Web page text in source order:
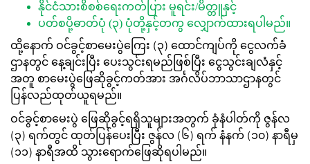
နိုင်ငံသားစိစစ်ရေးကတ်ပြား မူရင်း/မိတ္တူနှင့်
ပတ်စပို့ဓာတ်ပုံ (၃) ပုံတို့နှင့်တကွ လျှောက်ထားရပါမည်။
ထို့နောက် ဝင်ခွင့်စာမေးပွဲကြေး (၃) ထောင်ကျပ်ကို ငွေလက်ခံ
ဌာနတွင် နေ့ချင်းပြီး ပေးသွင်းရမည်ဖြစ်ပြီး ငွေသွင်းချလံနှင့်
အတူ စာမေးပွဲဖြေဆိုခွင့်ကတ်အား အင်္ဂလိပ်ဘာသာဌာနတွင်
ပြန်လည်ထုတ်ယူရမည်။
ဝင်ခွင့်စာမေးပွဲ ဖြေဆိုခွင့်ရရှိသူများအတွက် ခုံနံပါတ်ကို ဇွန်လ
(၃) ရက်တွင် ထုတ်ပြန်ပေးပြီး ဇွန်လ (၆) ရက် နံနက် (၁၀) နာရီမှ
(၁၁) နာရီအထိ သွားရောက်ဖြေဆိုရပါမည်။